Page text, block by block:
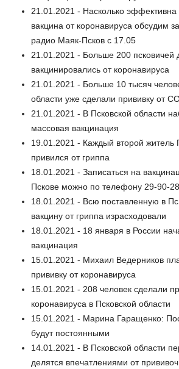
21.01.2021 - Насколько эффективна
вакцина от коронавируса обсудим
радио Маяк-Псков с 17.05
21.01.2021 - Больше 200 псковичей
вакцинировались от коронавируса
21.01.2021 - Больше 10 тысяч
области уже сделали прививку от
21.01.2021 - В Псковской области
массовая вакцинация
19.01.2021 - Каждый второй житель
привился от гриппа
18.01.2021 - Записаться на
Пскове можно по телефону 29-90-28
18.01.2021 - Всю поставленную в
вакцину от гриппа израсходовали
18.01.2021 - 18 января в России
вакцинация
15.01.2021 - Михаил Ведерников
прививку от коронавируса
15.01.2021 - 208 человек сделали
коронавируса в Псковской области
15.01.2021 - Марина Гаращенко:
будут постоянными
14.01.2021 - В Псковской области
делятся впечатлениями от